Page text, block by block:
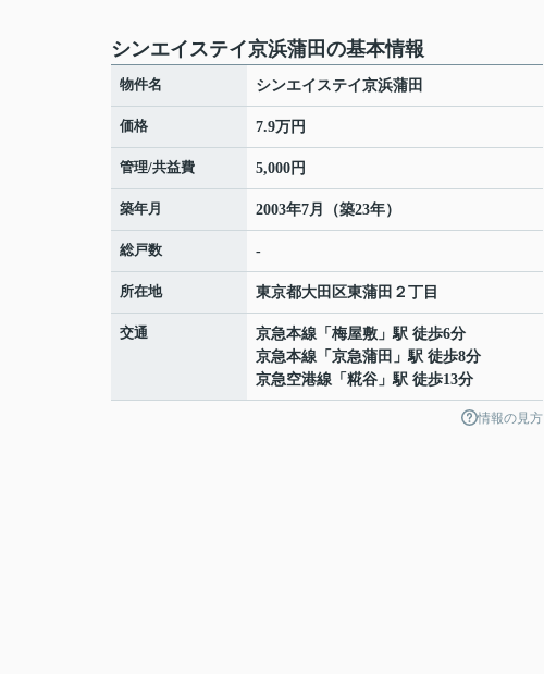
シンエイステイ京浜蒲田の基本情報
物件名 シンエイステイ京浜蒲田
価格 7.9万円
管理/共益費 5,000円
築年月 2003年7月（築23年）
総戸数 -
所在地 東京都大田区東蒲田 ２丁目
交通 京急本線 「 梅屋敷 」駅 徒歩6分
京急本線 「 京急蒲田 」駅 徒歩8分
京急空港線 「 糀谷 」駅 徒歩13分
情報の見方